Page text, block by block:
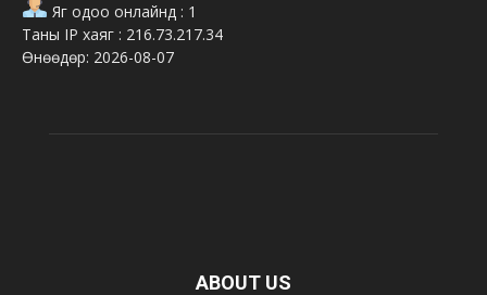
Яг одоо онлайнд : 1
Таны IP хаяг : 216.73.217.34
Өнөөдөр: 2026-08-07
ABOUT US